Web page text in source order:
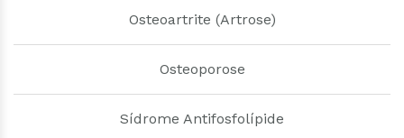
Osteoartrite (Artrose)
Osteoporose
Sídrome Antifosfolípide